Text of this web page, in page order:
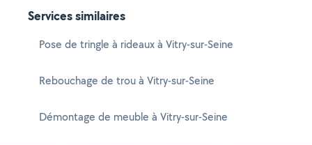
Services similaires
Pose de tringle à rideaux à Vitry-sur-Seine
Rebouchage de trou à Vitry-sur-Seine
Démontage de meuble à Vitry-sur-Seine